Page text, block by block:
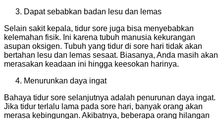
Dapat sebabkan badan lesu dan lemas
Selain sakit kepala, tidur sore juga bisa menyebabkan
kelemahan fisik. Ini karena tubuh manusia kekurangan
asupan oksigen. Tubuh yang tidur di sore hari tidak akan
bertahan lesu dan lemas sesaat. Biasanya, Anda masih akan
merasakan keadaan ini hingga keesokan harinya.
Menurunkan daya ingat
Bahaya tidur sore selanjutnya adalah penurunan daya ingat.
Jika tidur terlalu lama pada sore hari, banyak orang akan
merasa kebingungan. Akibatnya, beberapa orang hilangan